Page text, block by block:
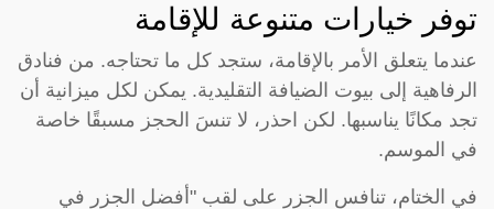
توفر خيارات متنوعة للإقامة
عندما يتعلق الأمر بالإقامة، ستجد كل ما تحتاجه. من فنادق
الرفاهية إلى بيوت الضيافة التقليدية. يمكن لكل ميزانية أن
تجد مكانًا يناسبها. لكن احذر، لا تنسَ الحجز مسبقًا خاصة
في الموسم.
في الختام، تنافس الجزر على لقب "أفضل الجزر في